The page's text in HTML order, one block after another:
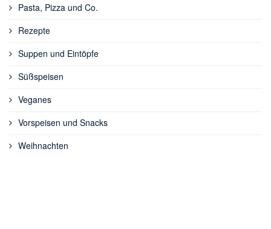
Pasta, Pizza und Co.
Rezepte
Suppen und Eintöpfe
Süßspeisen
Veganes
Vorspeisen und Snacks
Weihnachten